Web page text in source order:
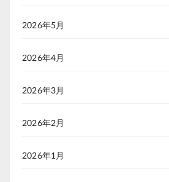
2026年5月
2026年4月
2026年3月
2026年2月
2026年1月